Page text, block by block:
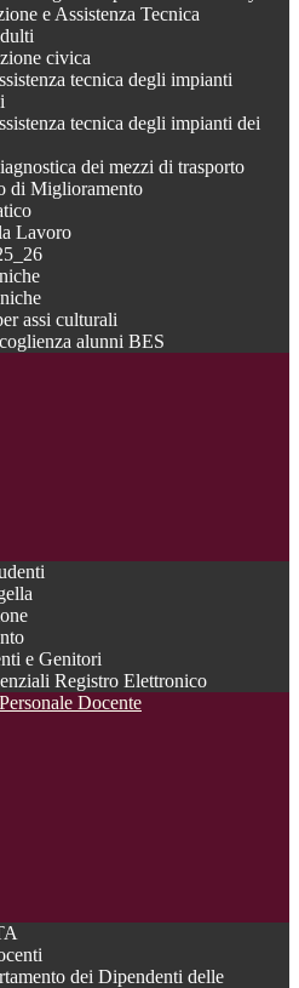
e Assistenza Tecnica
civica
tecnica degli impianti
tecnica degli impianti dei
dei mezzi di trasporto
di Miglioramento
Lavoro
assi culturali
alunni BES
e Genitori
Registro Elettronico
Docente
dei Dipendenti delle